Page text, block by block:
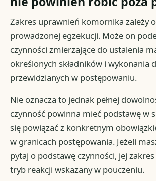
Zakres uprawnień komornika zależy
prowadzonej egzekucji. Może on
czynności zmierzające do ustalenia
określonych składników i wykonania
przewidzianych w postępowaniu.
Nie oznacza to jednak pełnej
czynność powinna mieć podstawę w
się powiązać z konkretnym
w granicach postępowania. Jeżeli
pytaj o podstawę czynności, jej
tryb reakcji wskazany w pouczeniu.